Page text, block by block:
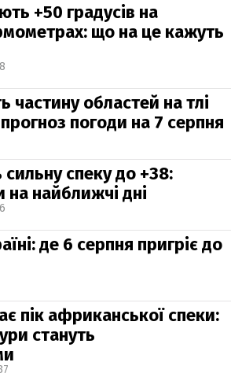
+50 градусів на
що на це кажуть
частину областей на тлі
погоди на 7 серпня
сильну спеку до +38:
на найближчі дні
де 6 серпня пригріє до
пік африканської спеки:
стануть